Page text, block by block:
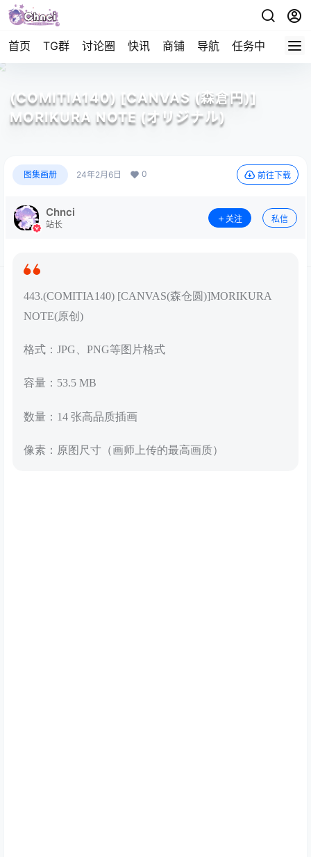
首页 TG群 讨论圈 快讯 商铺 导航 任务中心 帮助
(COMITIA140) [CANVAS (森倉円)]
MORIKURA NOTE (オリジナル)
图集画册 24年2月6日 0 前往下载
Chnci
站长
关注 私信
443.(COMITIA140) [CANVAS(森仓圆)]MORIKURA
NOTE(原创)
格式：JPG、PNG等图片格式
容量：53.5 MB
数量：14 张高品质插画
像素：原图尺寸（画师上传的最高画质）